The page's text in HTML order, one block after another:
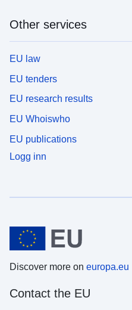
Other services
EU law
EU tenders
EU research results
EU Whoiswho
EU publications
Logg inn
Discover more on europa.eu
Contact the EU